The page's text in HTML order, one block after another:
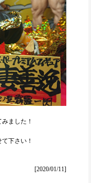
ました！
下さい！
[2020/01/11]